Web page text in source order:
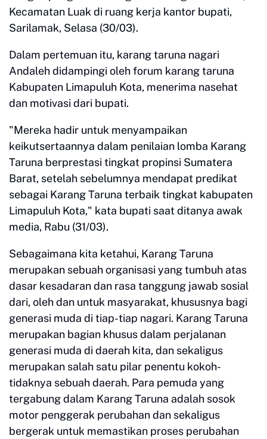
Kecamatan Luak di ruang kerja kantor bupati,
Sarilamak, Selasa (30/03).
Dalam pertemuan itu, karang taruna nagari
Andaleh didampingi oleh forum karang taruna
Kabupaten Limapuluh Kota, menerima nasehat
dan motivasi dari bupati.
"Mereka hadir untuk menyampaikan
keikutsertaannya dalam penilaian lomba Karang
Taruna berprestasi tingkat propinsi Sumatera
Barat, setelah sebelumnya mendapat predikat
sebagai Karang Taruna terbaik tingkat kabupaten
Limapuluh Kota," kata bupati saat ditanya awak
media, Rabu (31/03).
Sebagaimana kita ketahui, Karang Taruna
merupakan sebuah organisasi yang tumbuh atas
dasar kesadaran dan rasa tanggung jawab sosial
dari, oleh dan untuk masyarakat, khususnya bagi
generasi muda di tiap-tiap nagari. Karang Taruna
merupakan bagian khusus dalam perjalanan
generasi muda di daerah kita, dan sekaligus
merupakan salah satu pilar penentu kokoh-
tidaknya sebuah daerah. Para pemuda yang
tergabung dalam Karang Taruna adalah sosok
motor penggerak perubahan dan sekaligus
bergerak untuk memastikan proses perubahan